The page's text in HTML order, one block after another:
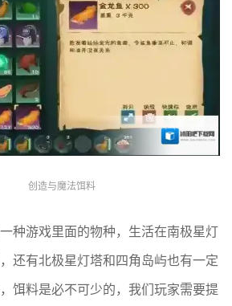
创造与魔法饵料
种游戏里面的物种，生活在南极星灯
还有北极星灯塔和四角岛屿也有一定
饵料是必不可少的，我们玩家需要提